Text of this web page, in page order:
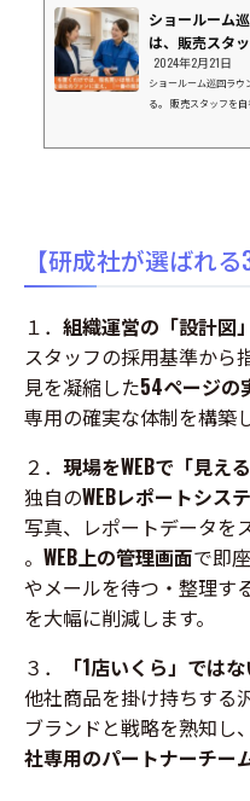
回しにさ...
ショールーム
は、販売スタ
2024年2月21日
ショールーム巡回ラ
る。 販売スタッフを
【研成社が選ばれる
１． 組織運営の「設計図
スタッフの採用基準から
見を凝縮した54ページの
専用の確実な体制を構築
２． 現場をWEBで「見える
独自のWEBレポートシス
写真、レポートデータを
。 WEB上の管理画面で即
やメールを待つ・整理す
を大幅に削減します。
３．
「1店いくら」では
他社商品を掛け持ちする
ブランドと戦略を熟知し
社専用のパートナーチーム